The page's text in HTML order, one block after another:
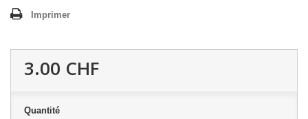
Imprimer
3.00 CHF
Quantité